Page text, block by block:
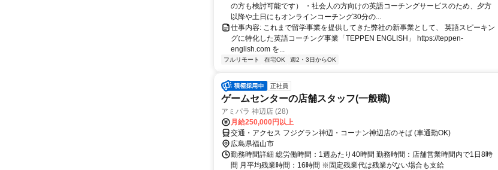
の方も検討可能です） ・社会人の方向けの英語コーチングサービスのため、夕方
以降や土日にもオンラインコーチング30分の...
仕事内容: これまで留学事業を提供してきた弊社の新事業として、 英語スピーキン
グに特化した英語コーチング事業「TEPPEN ENGLISH」 https://teppen-
english.com を...
フルリモート 在宅OK 週2・3日からOK
正社員
ゲームセンターの店舗スタッフ(一般職)
アミパラ 神辺店 (28)
月給250,000円以上
交通・アクセス フジグラン神辺・コーナン神辺店のそば (車通勤OK)
広島県福山市
勤務時間詳細 総労働時間：1週あたり40時間 勤務時間：店舗営業時間内で1日8時
間 月平均残業時間：16時間 ※固定残業代は残業がない場合も支給